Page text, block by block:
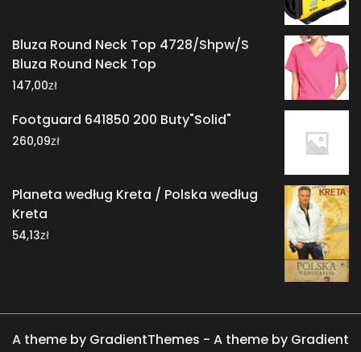
Bluza Round Neck Top 4728/Shpw/S
Bluza Round Neck Top
147,00zł
Footguard 641850 200 Buty"Solid"
260,09zł
Planeta według Kreta / Polska według
Kreta
54,13zł
A theme by GradientThemes - A theme by Gradient